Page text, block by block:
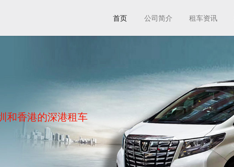
首页 公司简介 租车资讯
和香港的深港租车